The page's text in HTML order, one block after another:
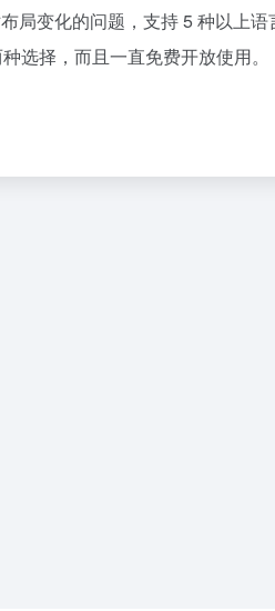
局变化的问题，支持 5 种以上
选择，而且一直免费开放使用。